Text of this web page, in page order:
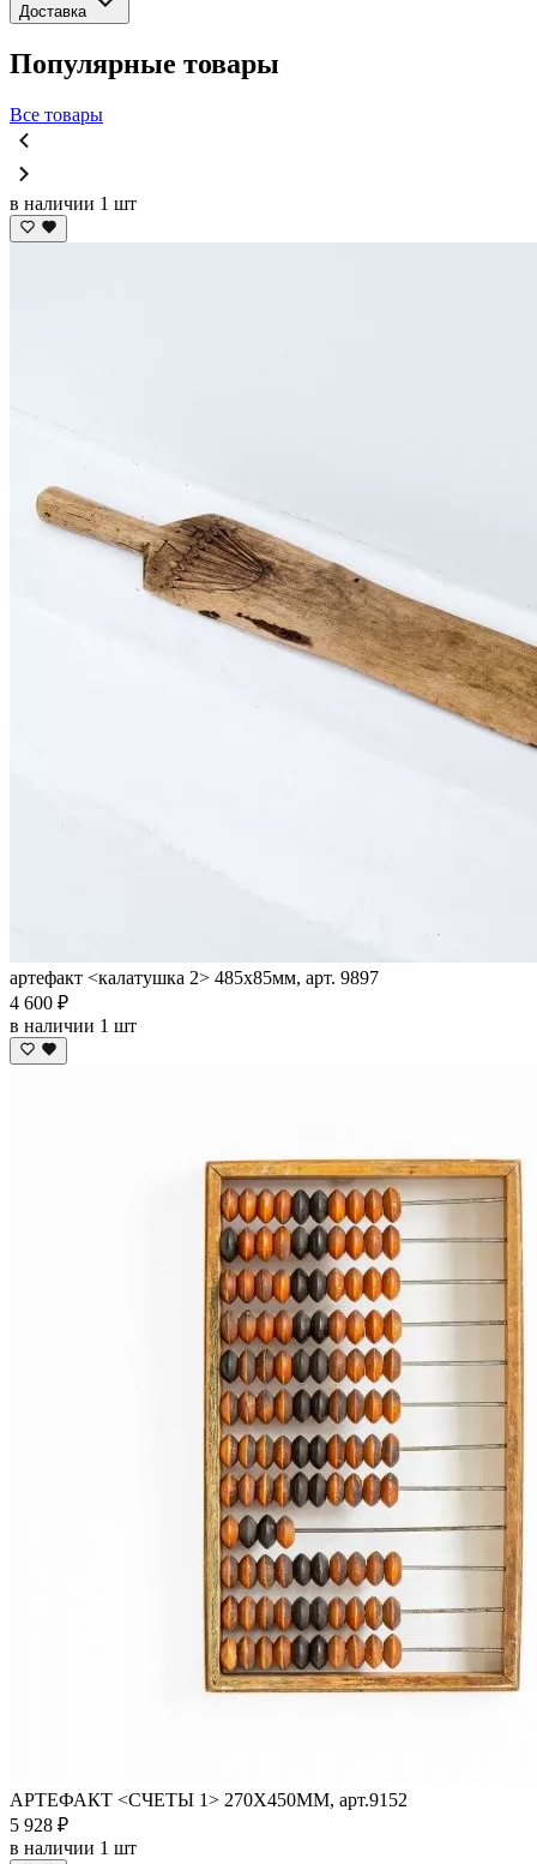
Доставка
Популярные товары
Все товары
в наличии 1 шт
артефакт <калатушка 2> 485х85мм, арт. 9897
4 600 ₽
в наличии 1 шт
АРТЕФАКТ <СЧЕТЫ 1> 270Х450ММ, арт.9152
5 928 ₽
в наличии 1 шт